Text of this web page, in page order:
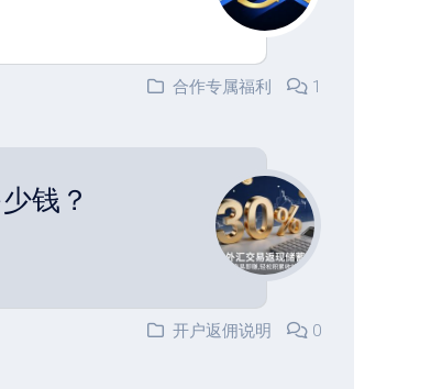
合作专属福利
1
钱？
开户返佣说明
0